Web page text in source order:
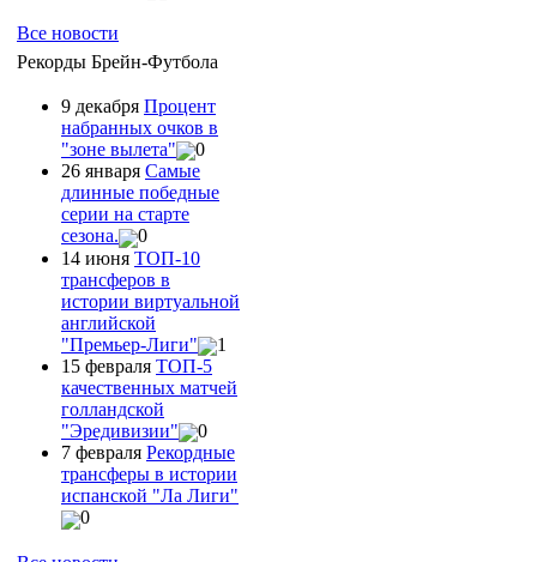
Все новости
Рекорды Брейн-Футбола
9 декабря Процент
набранных очков в
"зоне вылета"
0
26 января Самые
длинные победные
серии на старте
сезона.
0
14 июня ТОП-10
трансферов в
истории виртуальной
английской
"Премьер-Лиги"
1
15 февраля ТОП-5
качественных матчей
голландской
"Эредивизии"
0
7 февраля Рекордные
трансферы в истории
испанской "Ла Лиги"
0